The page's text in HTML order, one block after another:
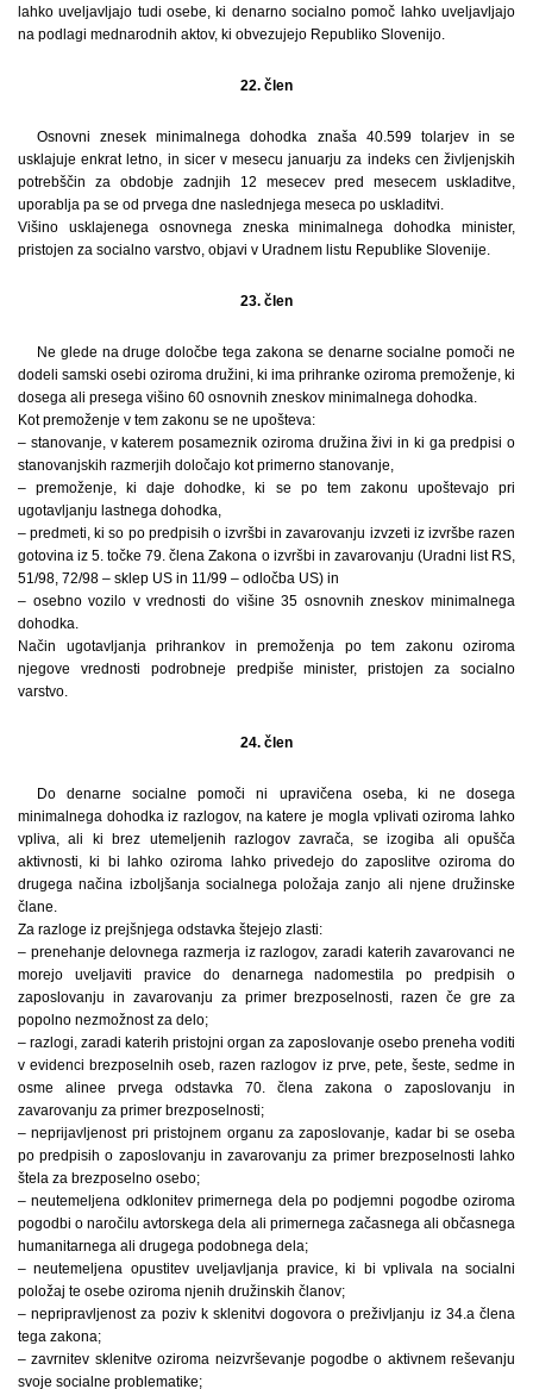
lahko uveljavljajo tudi osebe, ki denarno socialno pomoč lahko uveljavljajo
na podlagi mednarodnih aktov, ki obvezujejo Republiko Slovenijo.
22. člen
Osnovni znesek minimalnega dohodka znaša 40.599 tolarjev in se
usklajuje enkrat letno, in sicer v mesecu januarju za indeks cen življenjskih
potrebščin za obdobje zadnjih 12 mesecev pred mesecem uskladitve,
uporablja pa se od prvega dne naslednjega meseca po uskladitvi.
Višino usklajenega osnovnega zneska minimalnega dohodka minister,
pristojen za socialno varstvo, objavi v Uradnem listu Republike Slovenije.
23. člen
Ne glede na druge določbe tega zakona se denarne socialne pomoči ne
dodeli samski osebi oziroma družini, ki ima prihranke oziroma premoženje, ki
dosega ali presega višino 60 osnovnih zneskov minimalnega dohodka.
Kot premoženje v tem zakonu se ne upošteva:
– stanovanje, v katerem posameznik oziroma družina živi in ki ga predpisi o
stanovanjskih razmerjih določajo kot primerno stanovanje,
– premoženje, ki daje dohodke, ki se po tem zakonu upoštevajo pri
ugotavljanju lastnega dohodka,
– predmeti, ki so po predpisih o izvršbi in zavarovanju izvzeti iz izvršbe razen
gotovina iz 5. točke 79. člena Zakona o izvršbi in zavarovanju (Uradni list RS,
51/98, 72/98 – sklep US in 11/99 – odločba US) in
– osebno vozilo v vrednosti do višine 35 osnovnih zneskov minimalnega
dohodka.
Način ugotavljanja prihrankov in premoženja po tem zakonu oziroma
njegove vrednosti podrobneje predpiše minister, pristojen za socialno
varstvo.
24. člen
Do denarne socialne pomoči ni upravičena oseba, ki ne dosega
minimalnega dohodka iz razlogov, na katere je mogla vplivati oziroma lahko
vpliva, ali ki brez utemeljenih razlogov zavrača, se izogiba ali opušča
aktivnosti, ki bi lahko oziroma lahko privedejo do zaposlitve oziroma do
drugega načina izboljšanja socialnega položaja zanjo ali njene družinske
člane.
Za razloge iz prejšnjega odstavka štejejo zlasti:
– prenehanje delovnega razmerja iz razlogov, zaradi katerih zavarovanci ne
morejo uveljaviti pravice do denarnega nadomestila po predpisih o
zaposlovanju in zavarovanju za primer brezposelnosti, razen če gre za
popolno nezmožnost za delo;
– razlogi, zaradi katerih pristojni organ za zaposlovanje osebo preneha voditi
v evidenci brezposelnih oseb, razen razlogov iz prve, pete, šeste, sedme in
osme alinee prvega odstavka 70. člena zakona o zaposlovanju in
zavarovanju za primer brezposelnosti;
– neprijavljenost pri pristojnem organu za zaposlovanje, kadar bi se oseba
po predpisih o zaposlovanju in zavarovanju za primer brezposelnosti lahko
štela za brezposelno osebo;
– neutemeljena odklonitev primernega dela po podjemni pogodbe oziroma
pogodbi o naročilu avtorskega dela ali primernega začasnega ali občasnega
humanitarnega ali drugega podobnega dela;
– neutemeljena opustitev uveljavljanja pravice, ki bi vplivala na socialni
položaj te osebe oziroma njenih družinskih članov;
– nepripravljenost za poziv k sklenitvi dogovora o preživljanju iz 34.a člena
tega zakona;
– zavrnitev sklenitve oziroma neizvrševanje pogodbe o aktivnem reševanju
svoje socialne problematike;